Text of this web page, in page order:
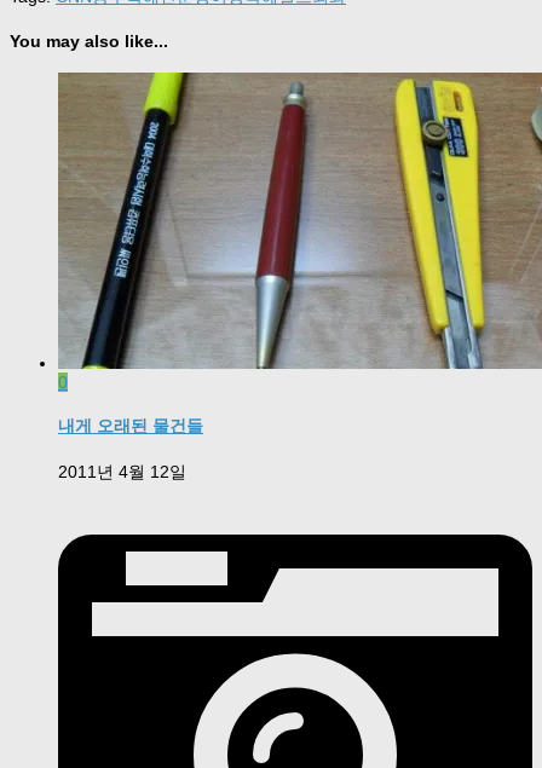
You may also like...
0
내게 오래된 물건들
2011년 4월 12일